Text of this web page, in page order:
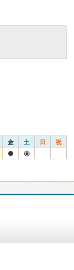
金 土 日 祝